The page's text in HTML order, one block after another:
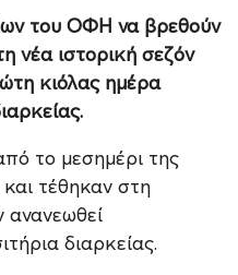
του ΟΦΗ να βρεθούν
νέα ιστορική σεζόν
κιόλας ημέρα
το μεσημέρι της
τέθηκαν στη
ανανεωθεί
διαρκείας.